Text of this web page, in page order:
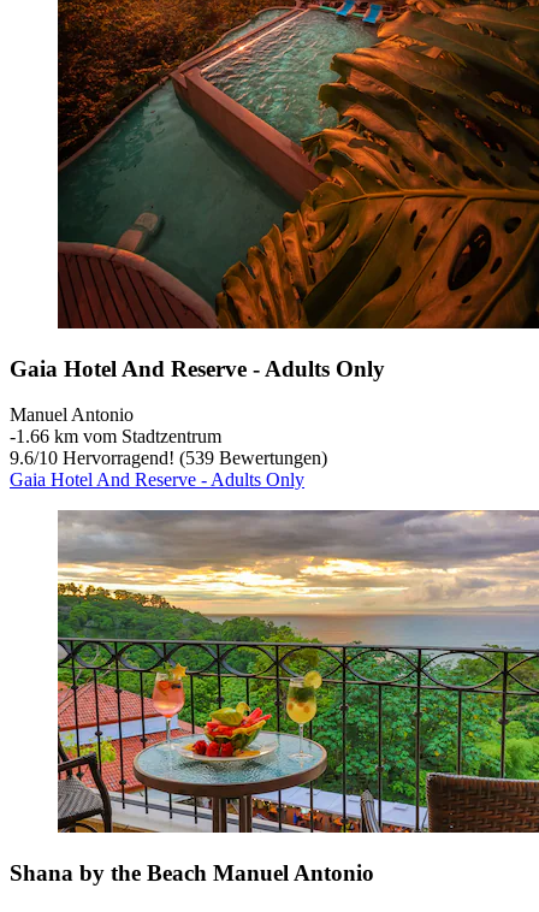
Gaia Hotel And Reserve - Adults Only
Manuel Antonio
‐1.66 km vom Stadtzentrum
9.6/10 Hervorragend! (539 Bewertungen)
Gaia Hotel And Reserve - Adults Only
Shana by the Beach Manuel Antonio